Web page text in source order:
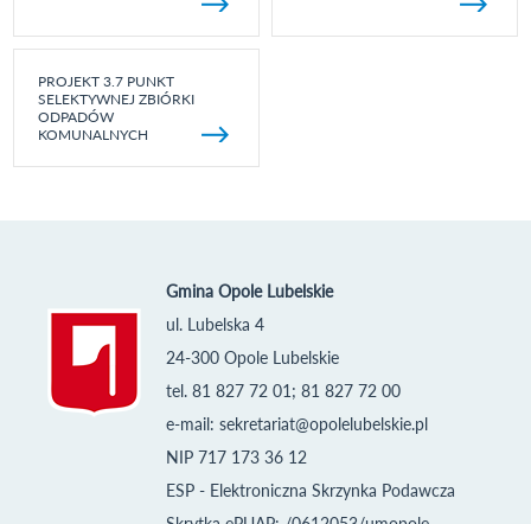
PROJEKT 3.7 PUNKT
SELEKTYWNEJ ZBIÓRKI
ODPADÓW
KOMUNALNYCH
Gmina Opole Lubelskie
ul. Lubelska 4
24-300 Opole Lubelskie
tel. 81 827 72 01; 81 827 72 00
e-mail: sekretariat@opolelubelskie.pl
NIP 717 173 36 12
ESP - Elektroniczna Skrzynka Podawcza